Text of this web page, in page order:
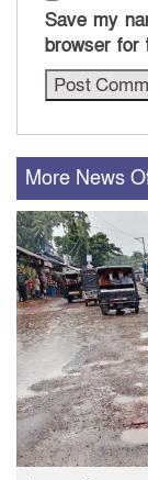
Save my
browser for
More News